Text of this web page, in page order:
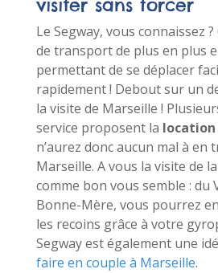
visiter sans forcer
Le Segway, vous connaissez ?
de transport de plus en plus
permettant de se déplacer
rapidement ! Debout sur un
la visite de Marseille !
service proposent la location
n’aurez donc aucun mal à en
Marseille. A vous la visite de
comme bon vous semble : du
Bonne-Mère, vous pourrez
les recoins grâce à votre
Segway est également une
faire en couple à Marseille.